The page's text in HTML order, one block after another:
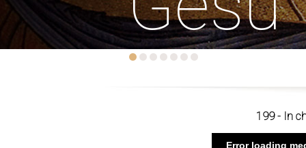
199 - In
Error loading